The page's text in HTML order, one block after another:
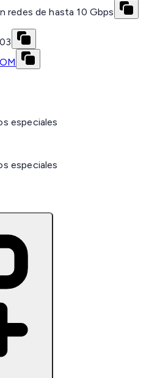
redes de hasta 10 Gbps
especiales
especiales